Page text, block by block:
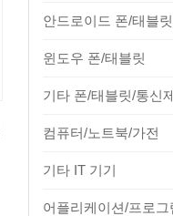
안드로이드 폰/태블릿
윈도우 폰/태블릿
기타 폰/태블릿/통신
컴퓨터/노트북/가전
기타 IT 기기
어플리케이션/프로그